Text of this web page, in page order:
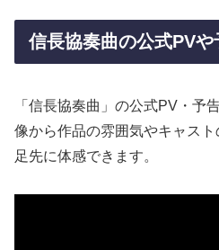
信長協奏曲の公式PV
「信長協奏曲」の公式PV・予
像から作品の雰囲気やキャス
足先に体感できます。